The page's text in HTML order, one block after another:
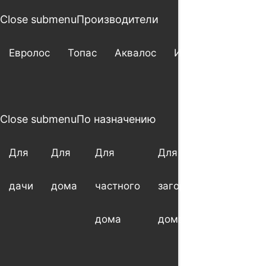
Close submenuПроизводители
Евролос Топас Аквалос Итал
Close submenuПо назначению
Для
дачи
Для
дома
Для
частного
дома
Для
загородного
дома